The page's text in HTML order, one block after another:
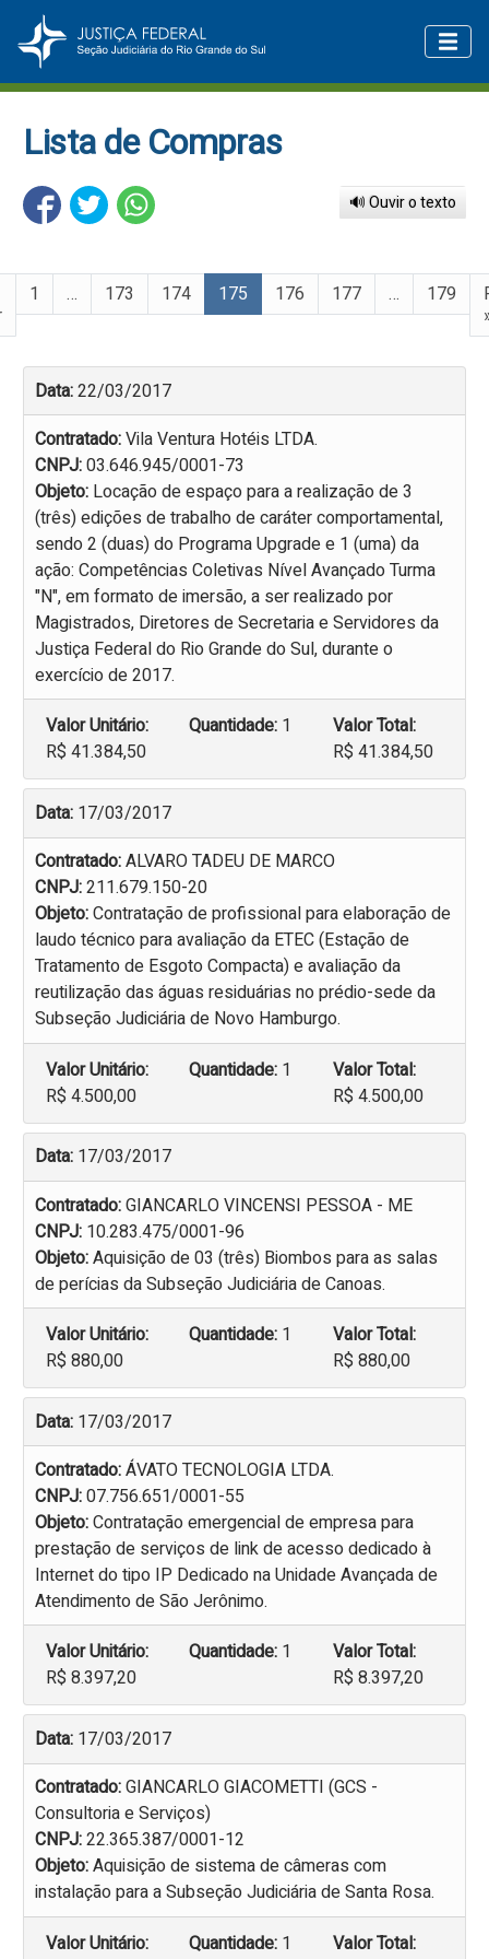
Lista de Compras
🔊 Ouvir o texto
1 … 173 174 175 176 177 … 179
Data:22/03/2017
Contratado:Vila Ventura Hotéis LTDA.
CNPJ:03.646.945/0001-73
Objeto: Locação de espaço para a realização de 3
(três) edições de trabalho de caráter comportamental,
sendo 2 (duas) do Programa Upgrade e 1 (uma) da
ação: Competências Coletivas Nível Avançado Turma
"N", em formato de imersão, a ser realizado por
Magistrados, Diretores de Secretaria e Servidores da
Justiça Federal do Rio Grande do Sul, durante o
exercício de 2017.
Valor Unitário:
R$ 41.384,50
Quantidade: 1
Valor Total:
R$ 41.384,50
Data: 17/03/2017
Contratado:ALVARO TADEU DE MARCO
CNPJ:211.679.150-20
Objeto:Contratação de profissional para elaboração de
laudo técnico para avaliação da ETEC (Estação de
Tratamento de Esgoto Compacta) e avaliação da
reutilização das águas residuárias no prédio-sede da
Subseção Judiciária de Novo Hamburgo.
Valor Unitário:
R$ 4.500,00
Quantidade: 1
Valor Total:
R$ 4.500,00
Data: 17/03/2017
Contratado:GIANCARLO VINCENSI PESSOA - ME
CNPJ: 10.283.475/0001-96
Objeto:Aquisição de 03 (três) Biombos para as salas
de perícias da Subseção Judiciária de Canoas.
Valor Unitário:
R$ 880,00
Quantidade: 1
Valor Total:
R$ 880,00
Data: 17/03/2017
Contratado:ÁVATO TECNOLOGIA LTDA.
CNPJ:07.756.651/0001-55
Objeto:Contratação emergencial de empresa para
prestação de serviços de link de acesso dedicado à
Internet do tipo IP Dedicado na Unidade Avançada de
Atendimento de São Jerônimo.
Valor Unitário:
R$ 8.397,20
Quantidade: 1
Valor Total:
R$ 8.397,20
Data: 17/03/2017
Contratado:GIANCARLO GIACOMETTI (GCS -
Consultoria e Serviços)
CNPJ:22.365.387/0001-12
Objeto:Aquisição de sistema de câmeras com
instalação para a Subseção Judiciária de Santa Rosa.
Valor Unitário:
Quantidade: 1
Valor Total: